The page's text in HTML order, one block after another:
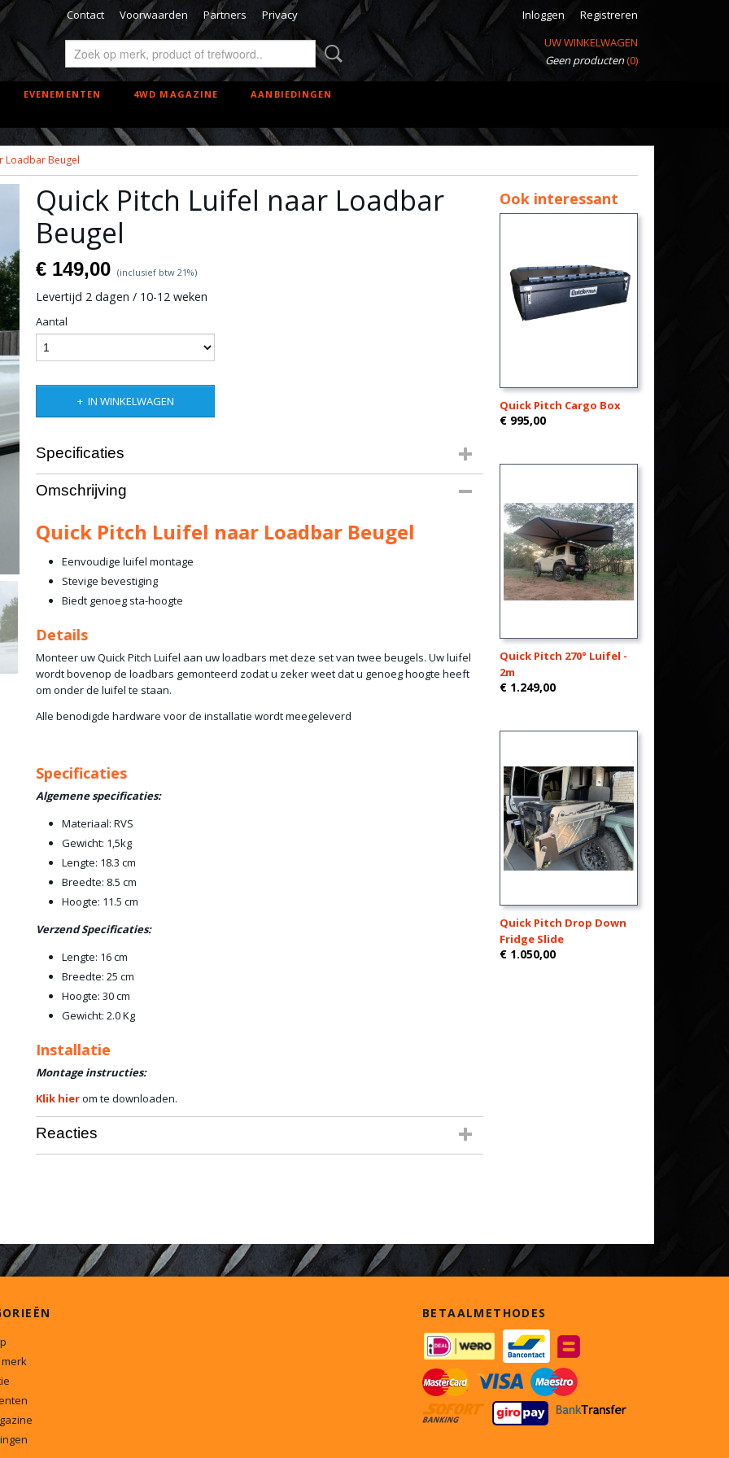
Contact Voorwaarden Partners Privacy Inloggen
Registreren
UW WINKELWAGEN
Geen producten(0)
EVENEMENTEN 4WD MAGAZINE AANBIEDINGEN
Loadbar Beugel
Quick Pitch Luifel naar Loadbar
Beugel
€ 149,00 (inclusief btw 21%)
Levertijd 2 dagen / 10-12 weken
Aantal
IN WINKELWAGEN
Specificaties
Productcode leverancier
Netto gewicht
Omschrijving
Quick Pitch Luifel naar Loadbar Beugel
Eenvoudige luifel montage
Stevige bevestiging
Biedt genoeg sta-hoogte
Details
Monteer uw Quick Pitch Luifel aan uw loadbars met deze set van twee beugels. Uw luifel
wordt bovenop de loadbars gemonteerd zodat u zeker weet dat u genoeg hoogte heeft
om onder de luifel te staan.
Alle benodigde hardware voor de installatie wordt meegeleverd
Specificaties
Algemene specificaties:
Materiaal: RVS
Gewicht: 1,5kg
Lengte: 18.3 cm
Breedte: 8.5 cm
Hoogte: 11.5 cm
Verzend Specificaties:
Lengte: 16 cm
Breedte: 25 cm
Hoogte: 30 cm
Gewicht: 2.0 Kg
Installatie
Montage instructies:
Klik hierom te downloaden.
Reacties
Ook interessant
Quick Pitch Cargo Box
€ 995,00
Quick Pitch 270° Luifel -
2m
€ 1.249,00
Quick Pitch Drop Down
Fridge Slide
€ 1.050,00
BETAALMETHODES